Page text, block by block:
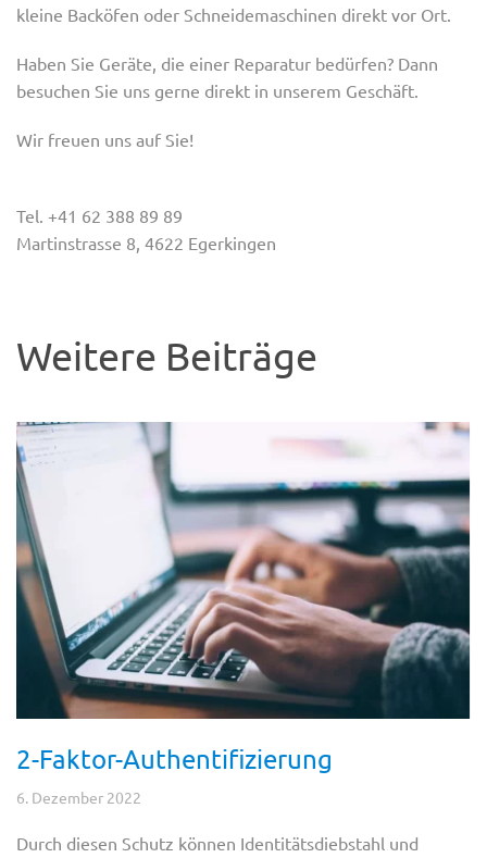
kleine Backöfen oder Schneidemaschinen direkt vor Ort.
Haben Sie Geräte, die einer Reparatur bedürfen? Dann
besuchen Sie uns gerne direkt in unserem Geschäft.
Wir freuen uns auf Sie!
Tel. +41 62 388 89 89
Martinstrasse 8, 4622 Egerkingen
Weitere Beiträge
2-Faktor-Authentifizierung
6. Dezember 2022
Durch diesen Schutz können Identitätsdiebstahl und